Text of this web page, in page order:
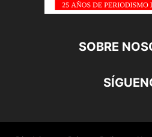
SOBRE